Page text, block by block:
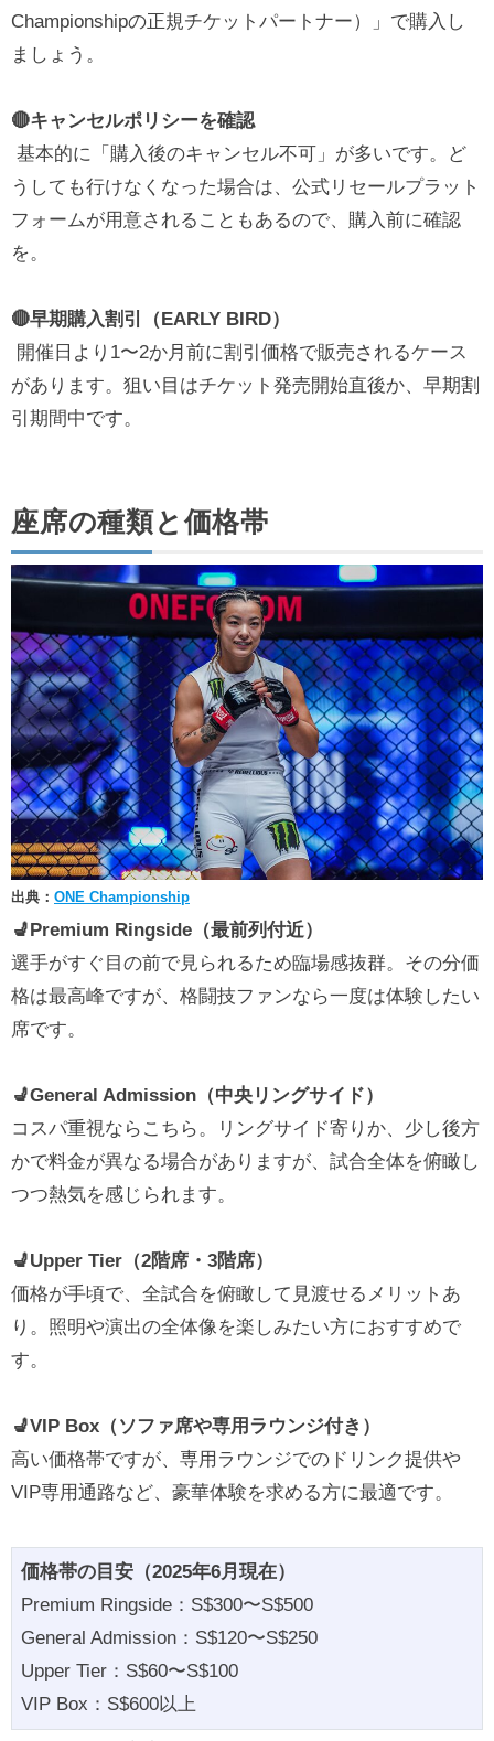
Championshipの正規チケットパートナー）」で購入し
ましょう。
🔴キャンセルポリシーを確認
基本的に「購入後のキャンセル不可」が多いです。ど
うしても行けなくなった場合は、公式リセールプラット
フォームが用意されることもあるので、購入前に確認
を。
🔴早期購入割引（EARLY BIRD）
開催日より1〜2か月前に割引価格で販売されるケース
があります。狙い目はチケット発売開始直後か、早期割
引期間中です。
座席の種類と価格帯
出典： ONE Championship
💺Premium Ringside（最前列付近）
選手がすぐ目の前で見られるため臨場感抜群。その分価
格は最高峰ですが、格闘技ファンなら一度は体験したい
席です。
💺General Admission（中央リングサイド）
コスパ重視ならこちら。リングサイド寄りか、少し後方
かで料金が異なる場合がありますが、試合全体を俯瞰し
つつ熱気を感じられます。
💺Upper Tier（2階席・3階席）
価格が手頃で、全試合を俯瞰して見渡せるメリットあ
り。照明や演出の全体像を楽しみたい方におすすめで
す。
💺VIP Box（ソファ席や専用ラウンジ付き）
高い価格帯ですが、専用ラウンジでのドリンク提供や
VIP専用通路など、豪華体験を求める方に最適です。
価格帯の目安（2025年6月現在）
Premium Ringside：S$300〜S$500
General Admission：S$120〜S$250
Upper Tier：S$60〜S$100
VIP Box：S$600以上